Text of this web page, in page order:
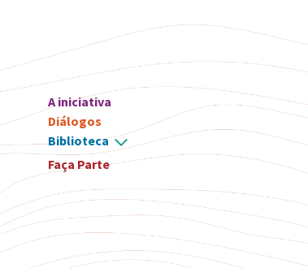
A iniciativa
Diálogos
Biblioteca
Faça Parte